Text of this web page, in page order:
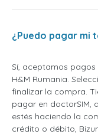
¿Puedo pagar mi
Sí, aceptamos
H&M Rumania.
finalizar la compra.
pagar en doctorSIM,
estés haciendo la
crédito o débito,